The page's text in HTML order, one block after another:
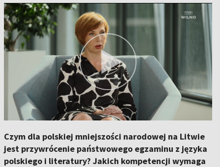
Czym dla polskiej mniejszości narodowej na Litwie
jest przywrócenie państwowego egzaminu z języka
polskiego i literatury? Jakich kompetencji wymaga